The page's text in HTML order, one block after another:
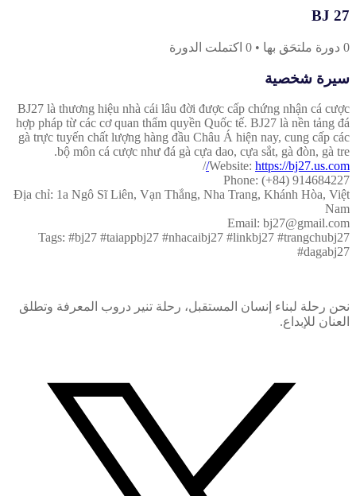
BJ 27
0 دورة ملتحَق بها •
0 اكتملت الدورة
سيرة شخصية
BJ27 là thương hiệu nhà cái lâu đời được cấp chứng nhận cá cược
hợp pháp từ các cơ quan thẩm quyền Quốc tế. BJ27 là nền tảng đá
gà trực tuyến chất lượng hàng đầu Châu Á hiện nay, cung cấp các
bộ môn cá cược như đá gà cựa dao, cựa sắt, gà đòn, gà tre.
Website: https://bj27.us.com/
/
Phone: (+84) 914684227
Địa chỉ: 1a Ngô Sĩ Liên, Vạn Thắng, Nha Trang, Khánh Hòa, Việt
Nam
Email: bj27@gmail.com
Tags: #bj27 #taiappbj27 #nhacaibj27 #linkbj27 #trangchubj27
#dagabj27
نحن رحلة لبناء إنسان المستقبل، رحلة تنير دروب المعرفة وتطلق
العنان للإبداع.